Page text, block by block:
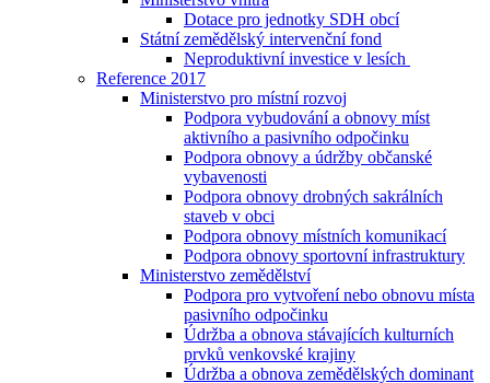
Dotace pro jednotky SDH obcí
Státní zemědělský intervenční fond
Neproduktivní investice v lesích
Reference 2017
Ministerstvo pro místní rozvoj
Podpora vybudování a obnovy míst
aktivního a pasivního odpočinku
Podpora obnovy a údržby občanské
vybavenosti
Podpora obnovy drobných sakrálních
staveb v obci
Podpora obnovy místních komunikací
Podpora obnovy sportovní infrastruktury
Ministerstvo zemědělství
Podpora pro vytvoření nebo obnovu místa
pasivního odpočinku
Údržba a obnova stávajících kulturních
prvků venkovské krajiny
Údržba a obnova zemědělských dominant